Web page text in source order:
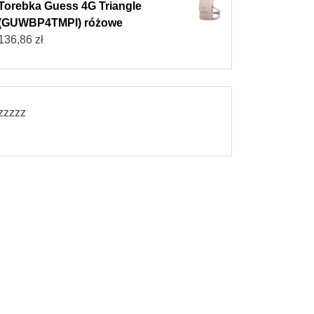
Guess 4G Triangle
różowe
zł